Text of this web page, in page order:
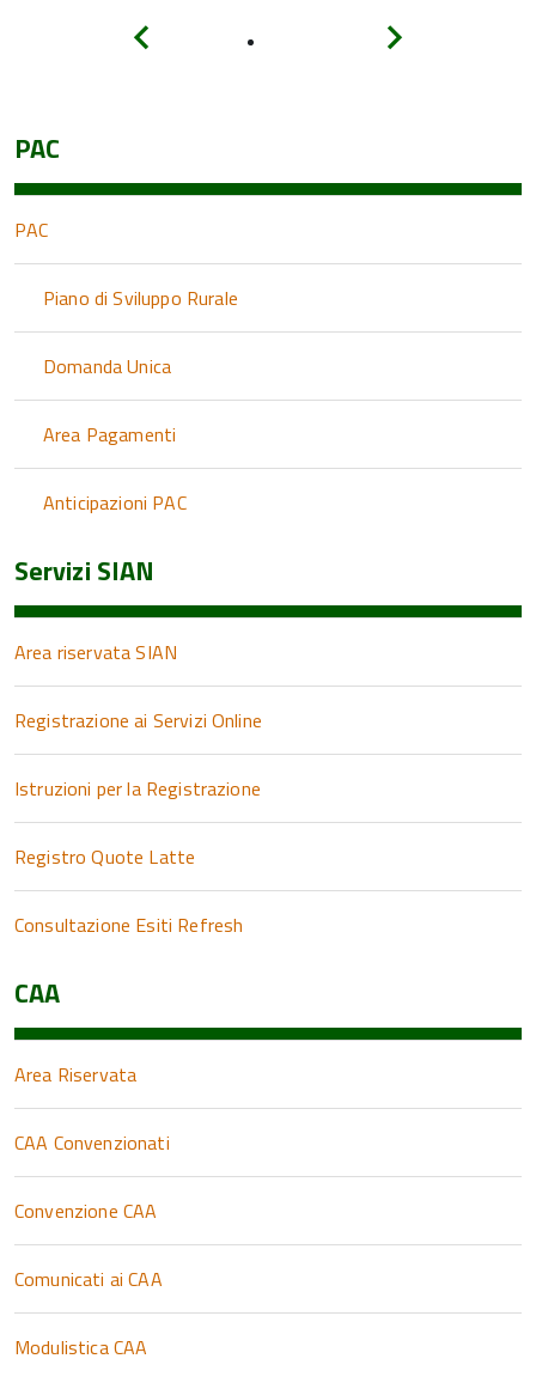
PAC
PAC
Piano di Sviluppo Rurale
Domanda Unica
Area Pagamenti
Anticipazioni PAC
Servizi SIAN
Area riservata SIAN
Registrazione ai Servizi Online
Istruzioni per la Registrazione
Registro Quote Latte
Consultazione Esiti Refresh
CAA
Area Riservata
CAA Convenzionati
Convenzione CAA
Comunicati ai CAA
Modulistica CAA